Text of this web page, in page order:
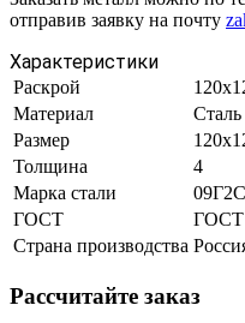
отправив заявку на почту
Характеристики
Раскрой
Материал
Сталь
Размер
Толщина
4
Марка стали
09Г2С
ГОСТ
ГОСТ
Страна производства
Рассчитайте заказ